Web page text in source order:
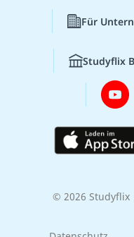
Für
Studyflix
© 2026 Studyflix